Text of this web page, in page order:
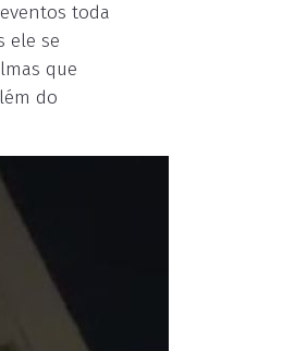
toda
ele se
que
do